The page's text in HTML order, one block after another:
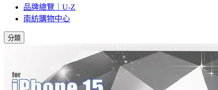
品牌總覽｜U-Z
南紡購物中心
分類